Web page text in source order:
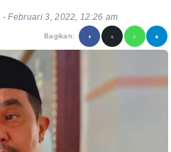
-Februari 3, 2022, 12:26 am
Bagikan: